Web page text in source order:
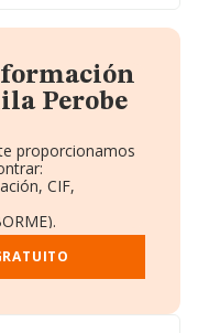
Perobe
proporcionamos
CIF,